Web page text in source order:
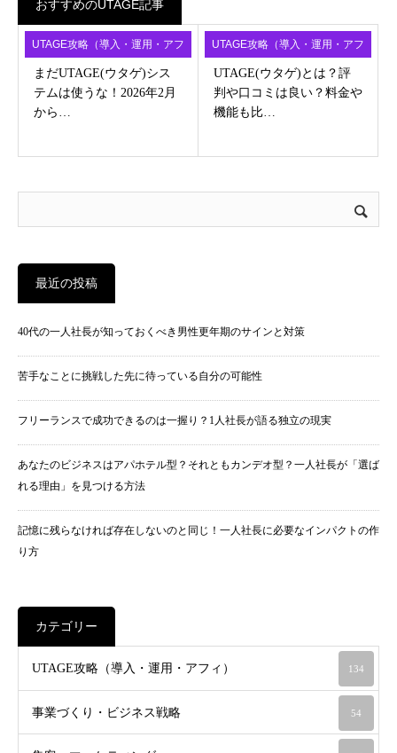
おすすめのUTAGE記事
UTAGE攻略（導入・運用・アフ
ィ）
まだUTAGE(ウタゲ)シス
テムは使うな！2026年2月
から…
UTAGE攻略（導入・運用・アフ
ィ）
UTAGE(ウタゲ)とは？評
判や口コミは良い？料金や
機能も比…
最近の投稿
40代の一人社長が知っておくべき男性更年期のサインと対策
苦手なことに挑戦した先に待っている自分の可能性
フリーランスで成功できるのは一握り？1人社長が語る独立の現実
あなたのビジネスはアパホテル型？それともカンデオ型？一人社長が「選ば
れる理由」を見つける方法
記憶に残らなければ存在しないのと同じ！一人社長に必要なインパクトの作
り方
カテゴリー
UTAGE攻略（導入・運用・アフィ） 134
事業づくり・ビジネス戦略 54